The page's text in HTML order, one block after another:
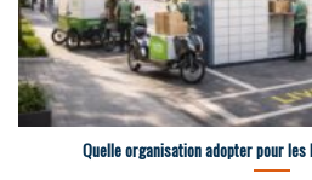
Quelle organisation adopter pour